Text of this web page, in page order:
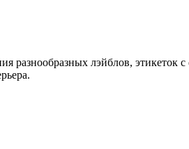
разнообразных лэйблов,